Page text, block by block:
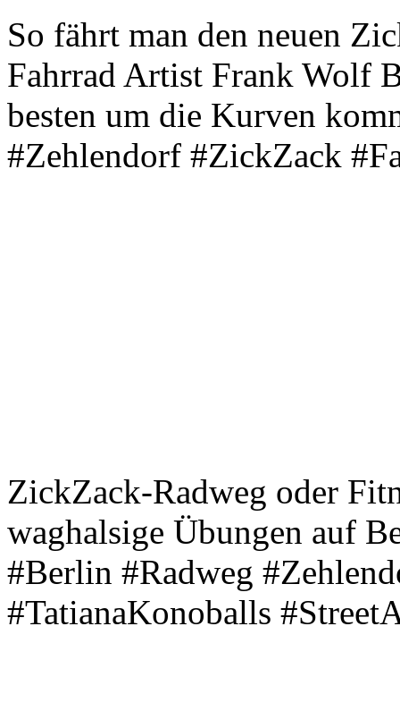
So fährt man den neuen
Fahrrad Artist Frank Wolf
besten um die Kurven
#Zehlendorf #ZickZack
ZickZack-Radweg oder
waghalsige Übungen auf
#Berlin #Radweg
#TatianaKonoballs